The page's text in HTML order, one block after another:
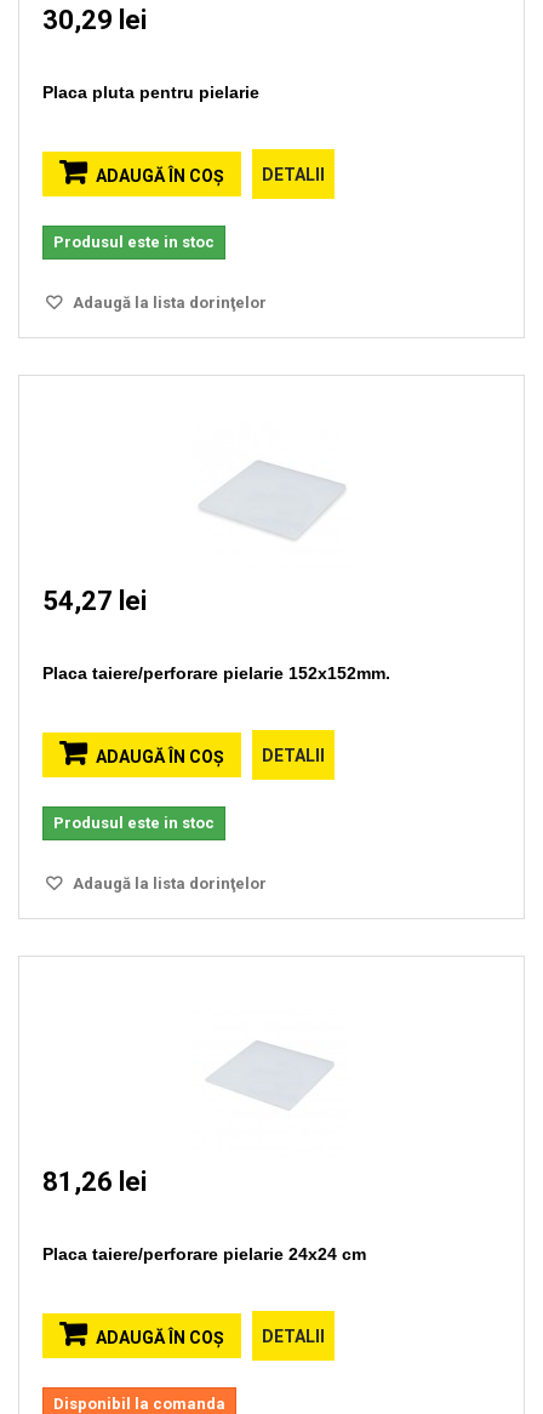
30,29 lei
Placa pluta pentru pielarie
ADAUGĂ ÎN COŞ DETALII
Produsul este in stoc
Adaugă la lista dorinţelor
54,27 lei
Placa taiere/perforare pielarie 152x152mm.
ADAUGĂ ÎN COŞ DETALII
Produsul este in stoc
Adaugă la lista dorinţelor
81,26 lei
Placa taiere/perforare pielarie 24x24 cm
ADAUGĂ ÎN COŞ DETALII
Disponibil la comanda